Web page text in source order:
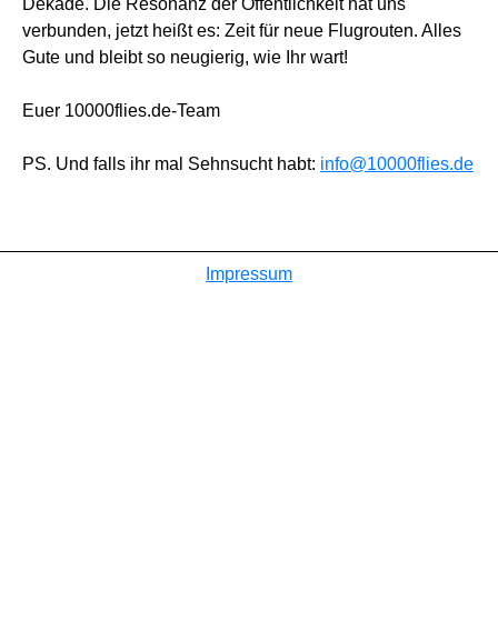
Dekade. Die Resonanz der Öffentlichkeit hat uns
verbunden, jetzt heißt es: Zeit für neue Flugrouten. Alles
Gute und bleibt so neugierig, wie Ihr wart!
Euer 10000flies.de-Team
PS. Und falls ihr mal Sehnsucht habt: info@10000flies.de
Impressum